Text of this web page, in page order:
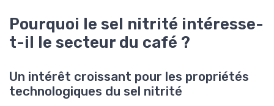
Pourquoi le sel nitrité intéresse-
t-il le secteur du café ?
Un intérêt croissant pour les propriétés
technologiques du sel nitrité